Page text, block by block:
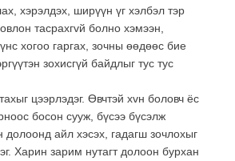
хэрэлдэх, ширүүн үг хэлбэл тэр
тасрахгvй болно хэмээн,
хогоо гаргах, зочны өөдөөс бие
зохисгүй байдлыг тус тус
цээрлэдэг. Өвчтэй хvн боловч ёс
босон сууж, бүсээ бүсэлж
айл хэсэх, гадагш зочлохыг
Харин зарим нутагт долоон бурхан